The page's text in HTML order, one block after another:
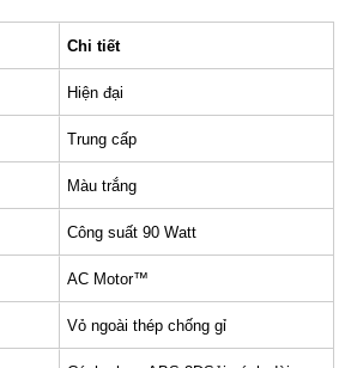
Chi tiết
Hiện đại
Trung cấp
Màu trắng
Công suất 90 Watt
AC Motor™
Vỏ ngoài thép chống gỉ